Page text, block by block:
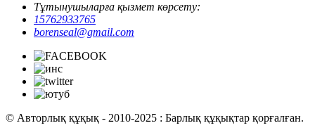
Тұтынушыларға қызмет көрсету:
15762933765
borenseal@gmail.com
© Авторлық құқық - 2010-2025 : Барлық құқықтар қорғалған.